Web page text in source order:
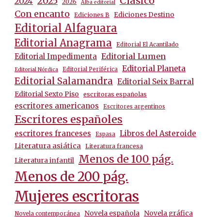
2026 Alba editorial
Con encanto Ediciones B Ediciones Destino
Editorial Alfaguara
Editorial Anagrama Editorial El Acantilado
Editorial Impedimenta Editorial Lumen
Editorial Nórdica Editorial Periférica Editorial Planeta
Editorial Salamandra Editorial Seix Barral
Editorial Sexto Piso escritoras españolas
escritores americanos Escritores argentinos
Escritores españoles
escritores franceses Espasa Libros del Asteroide
Literatura asiática Literatura francesa
Literatura infantil Menos de 100 pág.
Menos de 200 pág.
Mujeres escritoras
Novela contemporánea Novela española Novela gráfica